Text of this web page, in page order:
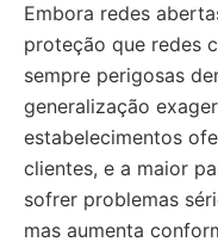
Embora redes
proteção que redes
sempre perigosas
generalização
estabelecimentos
clientes, e a maior
sofrer problemas
mas aumenta